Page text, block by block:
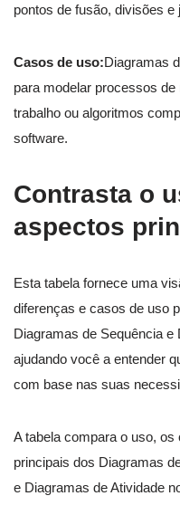
pontos de fusão, divisões e
Casos de uso:Diagramas
para modelar processos
trabalho ou algoritmos
software.
Contrasta o
aspectos
Esta tabela fornece uma
diferenças e casos de uso
Diagramas de Sequência e
ajudando você a entender
com base nas suas
A tabela compara o uso,
principais dos Diagramas
e Diagramas de Atividade